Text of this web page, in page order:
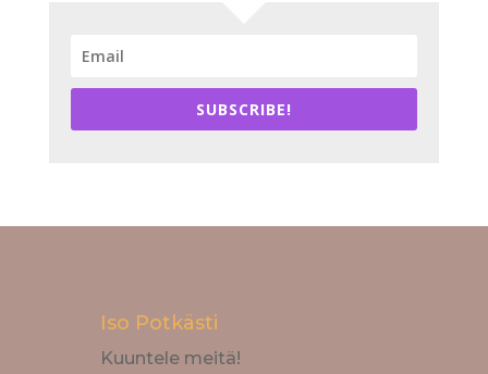
SUBSCRIBE!
Iso Potkästi
Kuuntele meitä!